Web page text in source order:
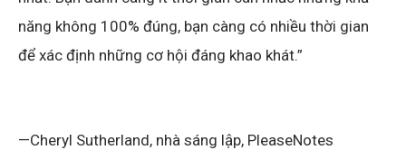
năng không 100% đúng, bạn càng có nhiều thời gian
để xác định những cơ hội đáng khao khát.”
—Cheryl Sutherland, nhà sáng lập, PleaseNotes